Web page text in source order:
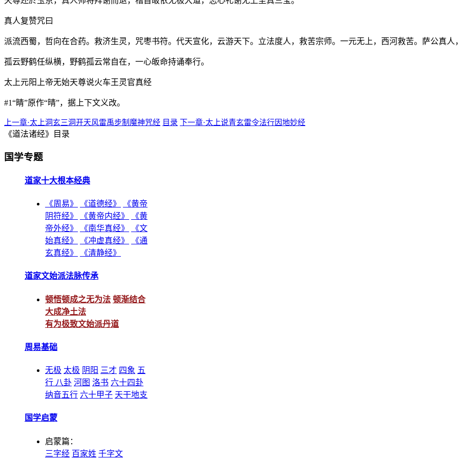
真人复赞咒曰
派流西蜀，哲向在合药。救济生灵，咒枣书符。代天宣化，云游天下。立法度人，救苦宗师。一元无上，西河救苦。萨公真人
孤云野鹤任纵横，野鹤孤云常自在，一心皈命持诵奉行。
太上元阳上帝无始天尊说火车王灵官真经
#1“睛”原作“晴”，据上下文义改。
上一章·太上洞玄三洞开天风雷禹步制魔神咒经 目录 下一章·太上说青玄雷令法行因地妙经
《道法诸经》目录
国学专题
道家十大根本经典
《周易》 《道德经》
《黄帝
阴符经》
《黄帝内经》
《黄
帝外经》
《南华真经》
《文
始真经》
《冲虚真经》
《通
玄真经》
《清静经》
道家文始派法脉传承
顿悟顿成之无为法 顿渐结合
大成净土法
有为极致文始派丹道
周易基础
无极 太极 阴阳 三才 四象 五
行 八卦 河图 洛书 六十四卦
纳音五行 六十甲子 天干地支
国学启蒙
启蒙篇：
三字经 百家姓 千字文